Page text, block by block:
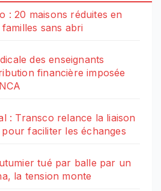
: 20 maisons réduites en
sans abri
des enseignants
financière imposée
: Transco relance la liaison
pour faciliter les échanges
tué par balle par un
la tension monte